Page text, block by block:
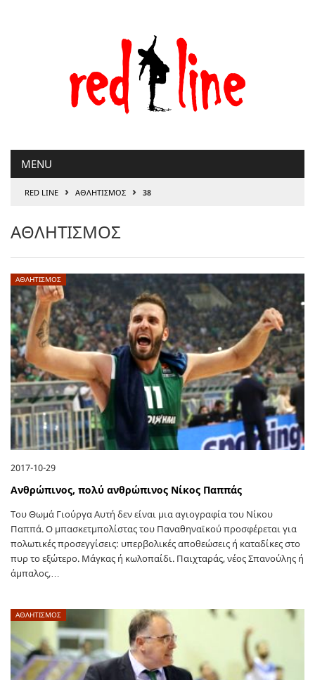
MENU
RED LINE › ΑΘΛΗΤΙΣΜΟΣ › 38
ΑΘΛΗΤΙΣΜΟΣ
ΑΘΛΗΤΙΣΜΟΣ
2017-10-29
Ανθρώπινος, πολύ ανθρώπινος Νίκος Παππάς
Του Θωμά Γιούργα Αυτή δεν είναι μια αγιογραφία του Νίκου
Παππά. Ο μπασκετμπολίστας του Παναθηναϊκού προσφέρεται για
πολωτικές προσεγγίσεις: υπερβολικές αποθεώσεις ή καταδίκες στο
πυρ το εξώτερο. Μάγκας ή κωλοπαίδι. Παιχταράς, νέος Σπανούλης ή
άμπαλος,…
ΑΘΛΗΤΙΣΜΟΣ